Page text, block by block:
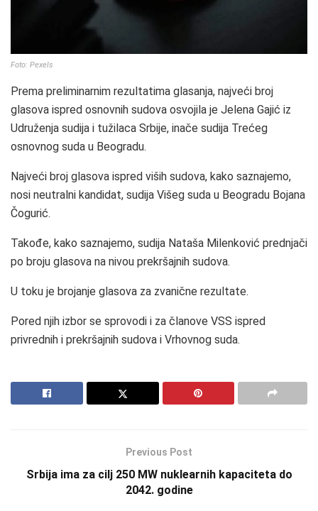
Foto: Pexels
Prema preliminarnim rezultatima glasanja, najveći broj
glasova ispred osnovnih sudova osvojila je Jelena Gajić iz
Udruženja sudija i tužilaca Srbije, inače sudija Trećeg
osnovnog suda u Beogradu.
Najveći broj glasova ispred viših sudova, kako saznajemo,
nosi neutralni kandidat, sudija Višeg suda u Beogradu Bojana
Čogurić.
Takođe, kako saznajemo, sudija Nataša Milenković prednjači
po broju glasova na nivou prekršajnih sudova.
U toku je brojanje glasova za zvanične rezultate.
Pored njih izbor se sprovodi i za članove VSS ispred
privrednih i prekršajnih sudova i Vrhovnog suda.
Previous Post
Srbija ima za cilj 250 MW nuklearnih kapaciteta do
2042. godine